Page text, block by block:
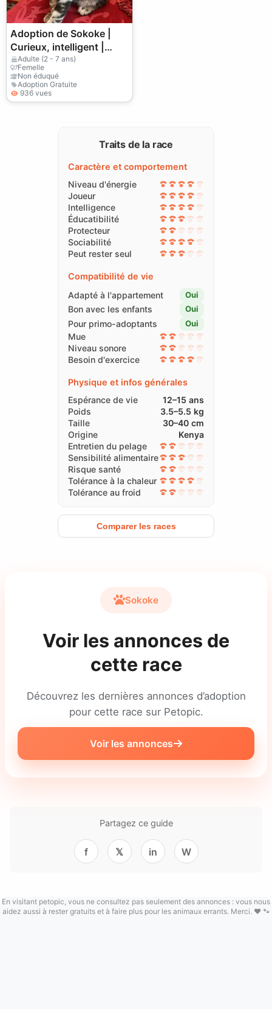
Adoption de Sokoke |
Curieux, intelligent |
S'adaptera à son
nouveau foyer
Adulte (2 - 7 ans)
Femelle
Non éduqué
Adoption Gratuite
936 vues
Traits de la race
Caractère et comportement
Niveau d'énergie
Joueur
Intelligence
Éducatibilité
Protecteur
Sociabilité
Peut rester seul
Compatibilité de vie
Adapté à l'appartement
Oui
Bon avec les enfants Oui
Pour primo-adoptants Oui
Mue
Niveau sonore
Besoin d'exercice
Physique et infos générales
Espérance de vie
12–15 ans
Poids
3.5–5.5 kg
Taille
30–40 cm
Origine
Kenya
Entretien du pelage
Sensibilité alimentaire
Risque santé
Tolérance à la chaleur
Tolérance au froid
Comparer les races
Sokoke
Voir les annonces de
cette race
Découvrez les dernières annonces d’adoption
pour cette race sur Petopic.
Voir les annonces
Partagez ce guide
f 𝕏 in W
En visitant petopic, vous ne consultez pas seulement des annonces : vous nous
aidez aussi à rester gratuits et à faire plus pour les animaux errants. Merci. ❤️ 🐾